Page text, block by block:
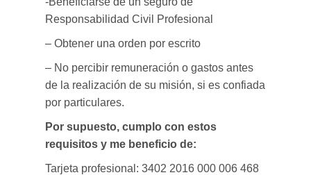
Responsabilidad Civil Profesional
– Obtener una orden por escrito
– No percibir remuneración o gastos antes
de la realización de su misión, si es confiada
por particulares.
Por supuesto, cumplo con estos
requisitos y me beneficio de:
Tarjeta profesional: 3402 2016 000 006 468